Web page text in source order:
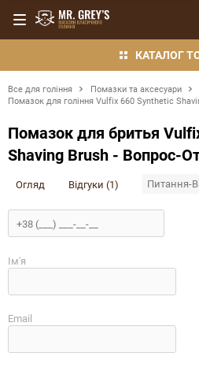
КАТАЛОГ
Все для гоління Помазки та аксесуари
Помазок для гоління Vulfix 660 Synthetic
Помазок для бритья
Shaving Brush - Вопрос-
Огляд Відгуки (1) Питання-
Ім'я
Email